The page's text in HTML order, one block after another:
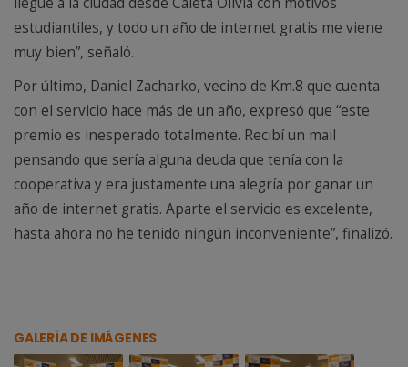
estudiantiles, y todo un año de internet gratis me viene
muy bien”, señaló.
Por último, Daniel Zacharko, vecino de Km.8 que cuenta
con el servicio hace más de un año, expresó que “este
premio es inesperado totalmente. Recibí un mail
pensando que sería alguna deuda que tenía con la
cooperativa y era justamente una alegría por ganar un
año de internet gratis. Aparte el servicio es excelente,
hasta ahora no he tenido ningún inconveniente”, finalizó.
GALERÍA DE IMÁGENES